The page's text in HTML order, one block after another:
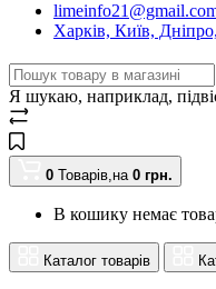
Харків, Київ,
Я шукаю, наприклад,
0 Товарів,на 0 грн.
В кошику немає
Каталог товарів